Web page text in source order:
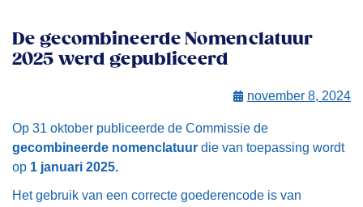
De gecombineerde Nomenclatuur
2025 werd gepubliceerd
november 8, 2024
Op 31 oktober publiceerde de Commissie de
gecombineerde nomenclatuur die van toepassing wordt
op 1 januari 2025.
Het gebruik van een correcte goederencode is van